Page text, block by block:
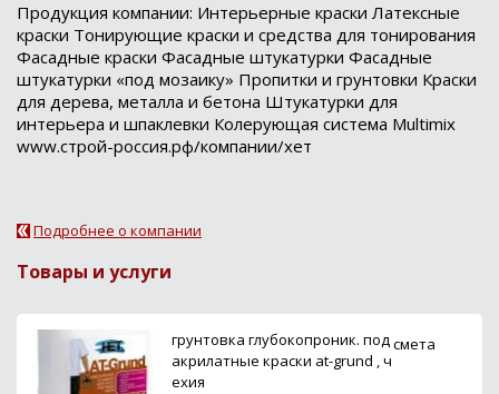
Продукция компании: Интерьерные краски Латексные
краски Тонирующие краски и средства для тонирования
Фасадные краски Фасадные штукатурки Фасадные
штукатурки «под мозаику» Пропитки и грунтовки Краски
для дерева, металла и бетона Штукатурки для
интерьера и шпаклевки Колерующая система Multimix
www.строй-россия.рф/компании/хет
Подробнее о компании
Товары и услуги
грунтовка глубокопроник. под
акрилатные краски at-grund , ч
ехия
смета